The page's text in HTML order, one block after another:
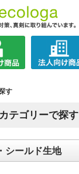
す
テゴリーで探す
シールド生地